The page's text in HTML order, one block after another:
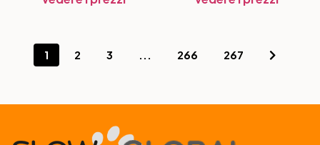
1 2 3 ... 266 267